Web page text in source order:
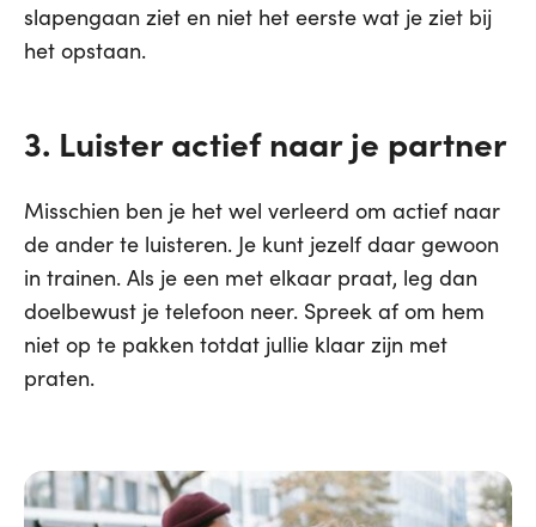
slapengaan ziet en niet het eerste wat je ziet bij
het opstaan.
3. Luister actief naar je partner
Misschien ben je het wel verleerd om actief naar
de ander te luisteren. Je kunt jezelf daar gewoon
in trainen. Als je een met elkaar praat, leg dan
doelbewust je telefoon neer. Spreek af om hem
niet op te pakken totdat jullie klaar zijn met
praten.